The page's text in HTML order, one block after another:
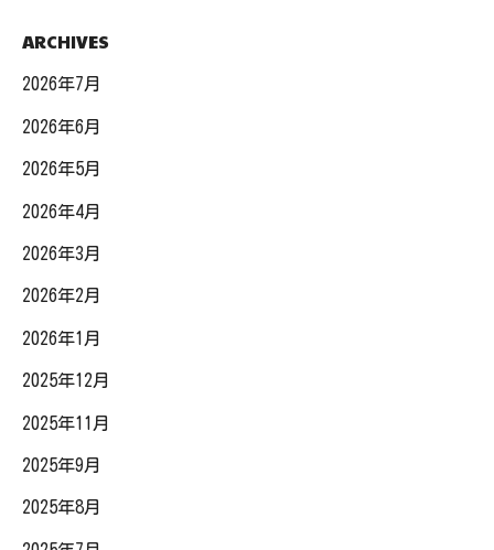
ARCHIVES
2026年7月
2026年6月
2026年5月
2026年4月
2026年3月
2026年2月
2026年1月
2025年12月
2025年11月
2025年9月
2025年8月